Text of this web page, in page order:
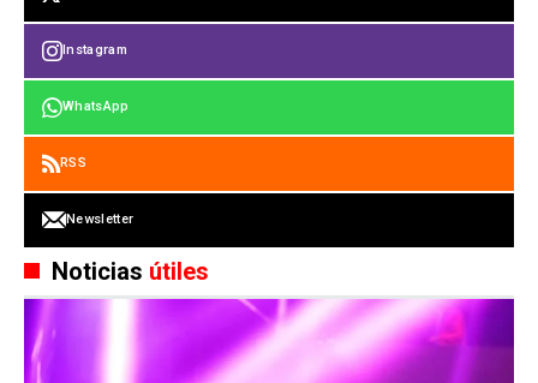
Instagram
WhatsApp
RSS
Newsletter
Noticias útiles